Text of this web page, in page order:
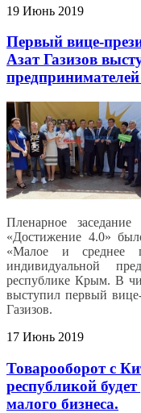
19 Июнь 2019
Первый вице-
Азат Газизов
Пленарное
«Достижение 4.0»
«Малое и среднее
индивидуальной
республике Крым. В
выступил первый
Газизов.
17 Июнь 2019
Товарооборот с
республикой
малого бизнеса.